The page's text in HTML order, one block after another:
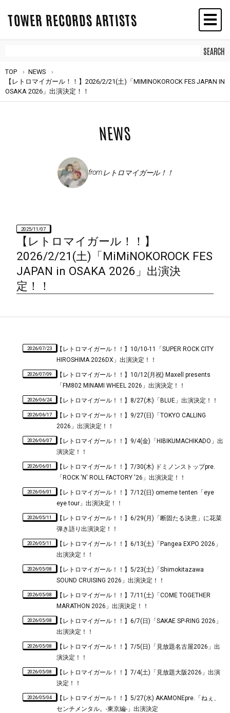
TOWER RECORDS ARTISTS
TOP
NEWS
【レトロマイガール！！】2026/2/21(土)「MIMINOKOROCK FES JAPAN IN
OSAKA 2026」出演決定！！
NEWS
from レトロマイガール！！
2025/11/07
【レトロマイガール！！】
2026/2/21(土)「MiMiNOKOROCK FES
JAPAN in OSAKA 2026」出演決
定！！
2026/07/23
【レトロマイガール！！】10/10-11「SUPER ROCK CITY
HIROSHIMA 2026DX」出演決定！！
2026/07/09
【レトロマイガール！！】10/12(月祝) Maxell presents
「FM802 MINAMI WHEEL 2026」出演決定！！
2026/06/24 【レトロマイガール！！】8/27(木)「BLUE」出演決定！！
2026/06/17
【レトロマイガール！！】9/27(日)「TOKYO CALLING
2026」出演決定！！
2026/06/07
【レトロマイガール！！】9/4(金)「HIBIKUMACHIKADO」出
演決定！！
2026/06/01
【レトロマイガール！！】7/30(木) ドミノンストップpre.
「ROCK 'N' ROLL FACTORY '26」出演決定！！
2026/06/01
【レトロマイガール！！】7/12(日) omeme tenten「eye
eye tour」出演決定！！
2026/05/11
【レトロマイガール！！】6/29(月)「断固たる決意」に花菜
弾き語り出演決定！！
2026/05/11
【レトロマイガール！！】6/13(土)「Pangea EXPO 2026」
出演決定！！
2026/05/08
【レトロマイガール！！】5/23(土)「Shimokitazawa
SOUND CRUISING 2026」出演決定！！
2026/05/08
【レトロマイガール！！】7/11(土)「COME TOGETHER
MARATHON 2026」出演決定！！
2026/05/08
【レトロマイガール！！】6/7(日)「SAKAE SP-RING 2026」
出演決定！！
2026/05/08
【レトロマイガール！！】7/5(日)「見放題名古屋2026」出
演決定！！
2026/05/08
【レトロマイガール！！】7/4(土)「見放題大阪2026」出演
決定！！
2026/05/04
【レトロマイガール！！】5/27(水) AKAMONEpre.「ねぇ、
センチメンタル。-東京編-」出演決定